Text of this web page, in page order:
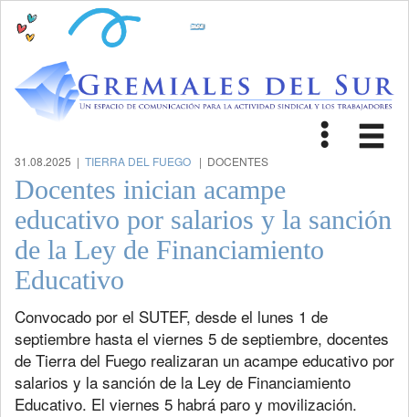
Toggle
31.08.2025 | TIERRA DEL FUEGO | DOCENTES
Docentes inician acampe
educativo por salarios y la sanción
de la Ley de Financiamiento
Educativo
Convocado por el SUTEF, desde el lunes 1 de
septiembre hasta el viernes 5 de septiembre, docentes
de Tierra del Fuego realizaran un acampe educativo por
salarios y la sanción de la Ley de Financiamiento
Educativo. El viernes 5 habrá paro y movilización.